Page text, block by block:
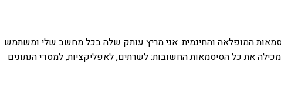
המופלאה והחינמית. אני מריץ עותק שלה בכל מחשב שלי ומשתמש
את כל הסיסמאות החשובות: לשרתים, לאפליקציות, למסדי הנתונים